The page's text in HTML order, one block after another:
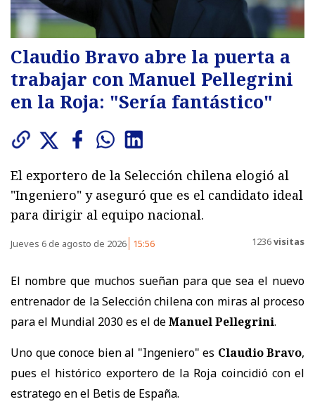
Claudio Bravo abre la puerta a
trabajar con Manuel Pellegrini
en la Roja: "Sería fantástico"
El exportero de la Selección chilena elogió al
"Ingeniero" y aseguró que es el candidato ideal
para dirigir al equipo nacional.
Jueves 6 de agosto de 2026 15:56 1236visitas
El nombre que muchos sueñan para que sea el nuevo
entrenador de la Selección chilena con miras al proceso
para el Mundial 2030 es el deManuel Pellegrini.
Uno que conoce bien al "Ingeniero" es Claudio Bravo,
pues el histórico exportero de la Roja coincidió con el
estratego en el Betis de España.